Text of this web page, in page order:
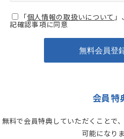
「個人情報の取扱いについて 」
記確認事項に同意
会員特
無料で会員特典していただくことで
可能になりま